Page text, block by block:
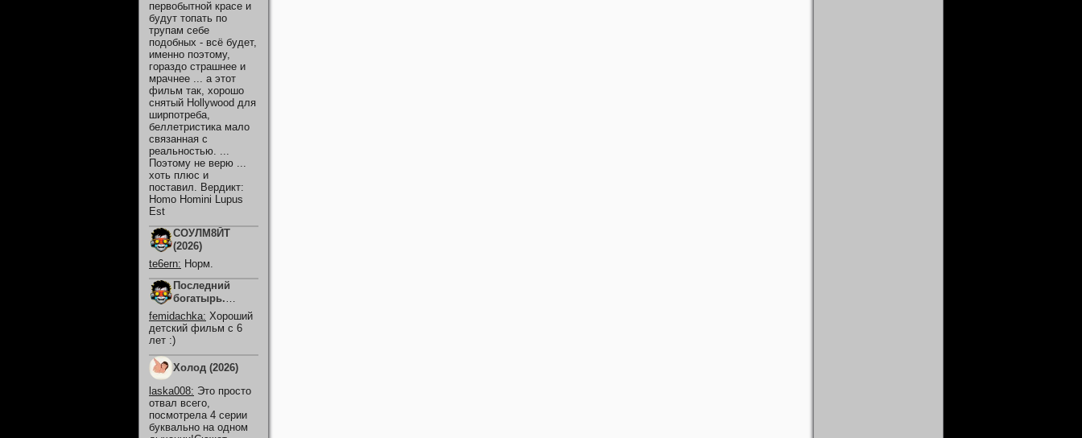
первобытной красе и
будут топать по
трупам себе
подобных - всё будет,
именно поэтому,
гораздо страшнее и
мрачнее ... а этот
фильм так, хорошо
снятый Hollywood для
ширпотреба,
беллетристика мало
связанная с
реальностью. ...
Поэтому не верю ...
хоть плюс и
поставил. Вердикт:
Homo Homini Lupus
Est
СОУЛМ8ЙТ
(2026)
te6ern: Норм.
Последний
богатырь.
Колобок (2026)
femidachka: Хороший
детский фильм с 6
лет :)
Холод (2026)
laska008: Это просто
отвал всего,
посмотрела 4 серии
буквально на одном